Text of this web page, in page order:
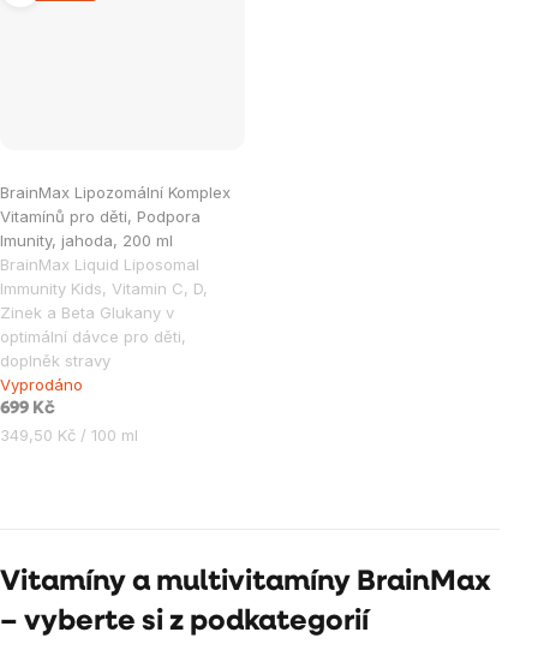
BrainMax Lipozomální Komplex
Vitamínů pro děti, Podpora
Imunity, jahoda, 200 ml
BrainMax Liquid Liposomal
Immunity Kids, Vitamin C, D,
Zinek a Beta Glukany v
optimální dávce pro děti,
doplněk stravy
Vyprodáno
699 Kč
Měrná
349,50 Kč / 100 ml
výpisu
Vitamíny a multivitamíny BrainMax
– vyberte si z podkategorií